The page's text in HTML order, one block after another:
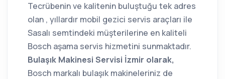
Tecrübenin ve kalitenin buluştuğu tek adres
olan , yıllardır mobil gezici servis araçları ile
Sasalı semtindeki müşterilerine en kaliteli
Bosch aşama servis hizmetini sunmaktadır.
Bulaşık Makinesi Servisi İzmir olarak,
Bosch markalı bulaşık makineleriniz de